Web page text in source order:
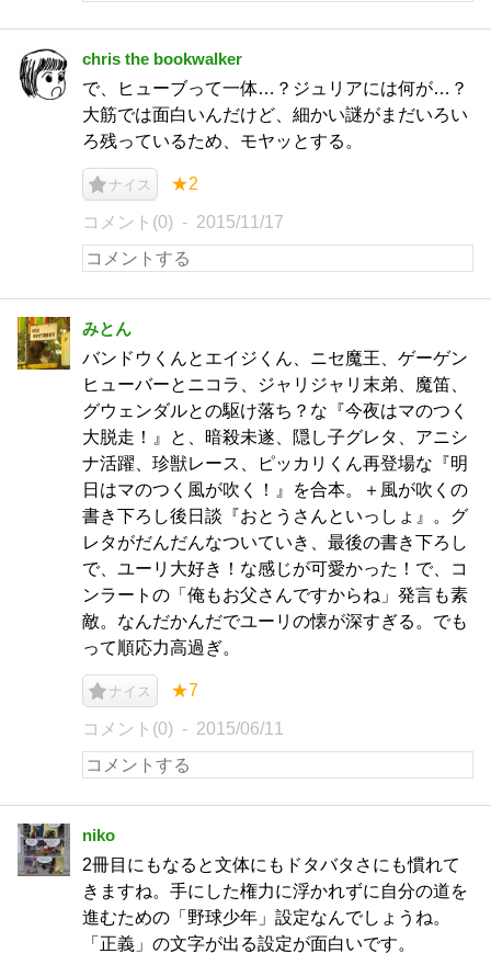
chris the bookwalker
で、ヒューブって一体…？ジュリアには何が…？
大筋では面白いんだけど、細かい謎がまだいろい
ろ残っているため、モヤッとする。
ナイス ★2
コメント(0) 2015/11/17
みとん
バンドウくんとエイジくん、ニセ魔王、ゲーゲン
ヒューバーとニコラ、ジャリジャリ末弟、魔笛、
グウェンダルとの駆け落ち？な『今夜はマのつく
大脱走！』と、暗殺未遂、隠し子グレタ、アニシ
ナ活躍、珍獣レース、ピッカリくん再登場な『明
日はマのつく風が吹く！』を合本。＋風が吹くの
書き下ろし後日談『おとうさんといっしょ』。グ
レタがだんだんなついていき、最後の書き下ろし
で、ユーリ大好き！な感じが可愛かった！で、コ
ンラートの「俺もお父さんですからね」発言も素
敵。なんだかんだでユーリの懐が深すぎる。でも
って順応力高過ぎ。
ナイス ★7
コメント(0) 2015/06/11
niko
2冊目にもなると文体にもドタバタさにも慣れて
きますね。手にした権力に浮かれずに自分の道を
進むための「野球少年」設定なんでしょうね。
「正義」の文字が出る設定が面白いです。